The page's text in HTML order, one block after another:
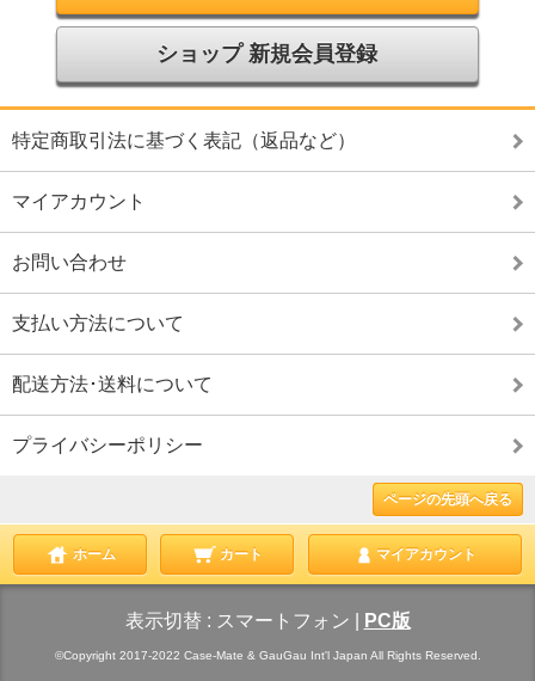
ショップ 新規会員登録
特定商取引法に基づく表記（返品など）
マイアカウント
お問い合わせ
支払い方法について
配送方法･送料について
プライバシーポリシー
ページの先頭へ戻る
ホーム カート マイアカウント
表示切替 : スマートフォン PC版
©Copyright 2017-2022 Case-Mate & GauGau Int'l Japan All Rights Reserved.